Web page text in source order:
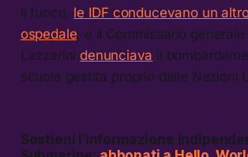
il fuoco, le IDF conducevano un
ospedale , e il Commissario generale
Lazzarini denunciava il
scuola gestita proprio dalle Nazioni
Sostieni l’informazione